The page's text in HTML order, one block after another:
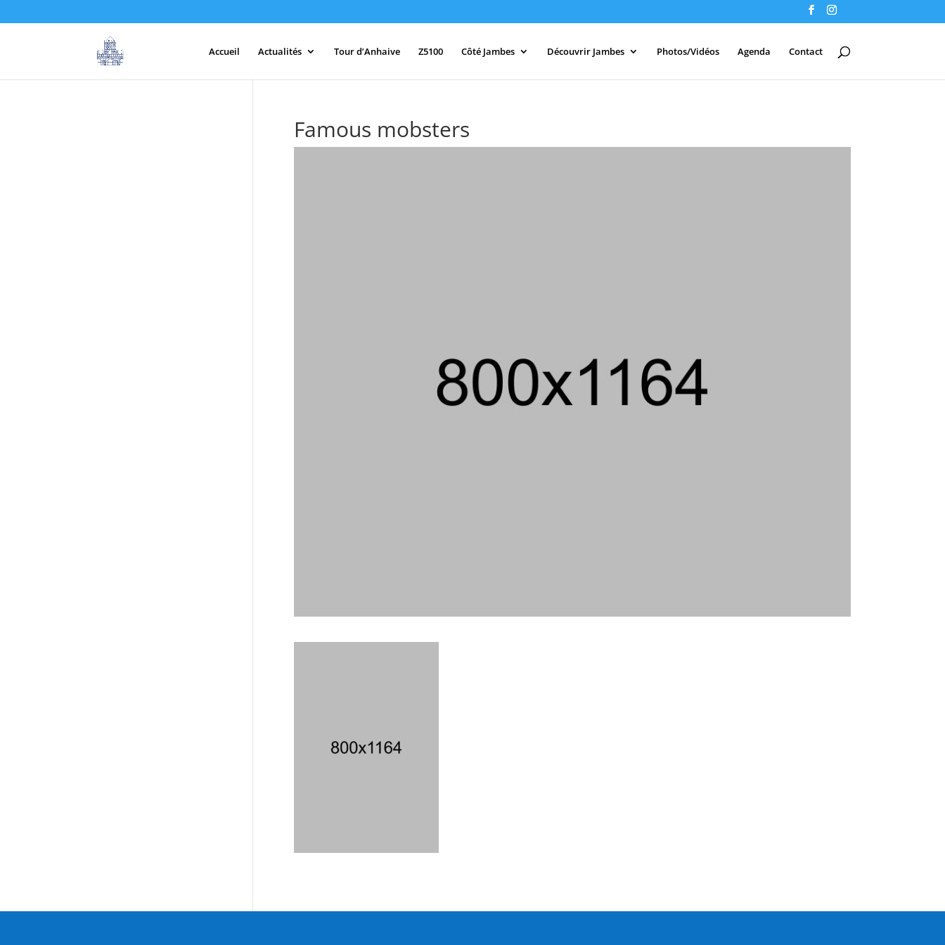
Accueil Actualités Tour d’Anhaive Z5100 Côté Jambes Découvrir Jambes Photos/Vidéos Agenda Contact
Famous mobsters